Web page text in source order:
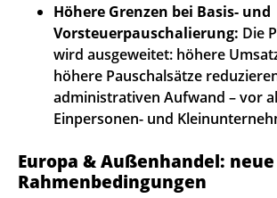
Höhere Grenzen bei Basis- und
Vorsteuerpauschalierung: Die
wird ausgeweitet: höhere
höhere Pauschalsätze
administrativen Aufwand – vor
Einpersonen- und
Europa & Außenhandel: neue
Rahmenbedingungen